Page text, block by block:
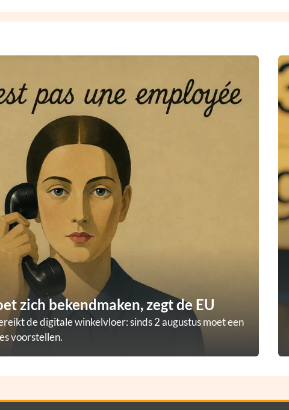
zich bekendmaken, zegt de EU
de digitale winkelvloer: sinds 2 augustus moet een
voorstellen.